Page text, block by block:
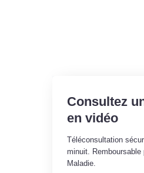
Consultez
en vidéo
Téléconsultation
minuit. Remboursable
Maladie.